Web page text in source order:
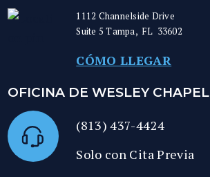
1112 Channelside Drive
Suite 5Tampa, FL 33602
CÓMO LLEGAR
OFICINA DE WESLEY CHAPEL
(813) 437-4424
Solo con Cita Previa